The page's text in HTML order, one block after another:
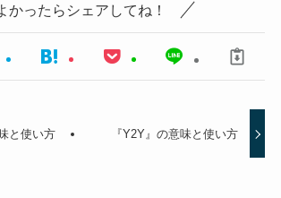
かったらシェアしてね！
と使い方 『Y2Y』の意味と使い方